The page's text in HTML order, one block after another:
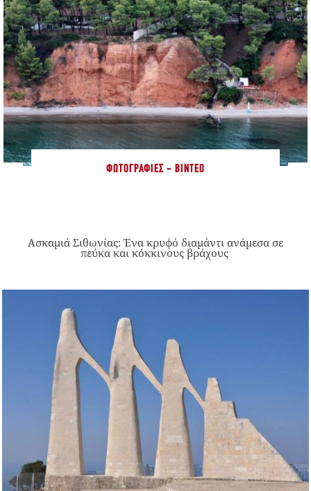
ΦΩΤΟΓΡΑΦΊΕΣ - ΒΊΝΤΕΟ
Ασκαμιά Σιθωνίας: Ένα κρυφό διαμάντι ανάμεσα σε
πεύκα και κόκκινους βράχους